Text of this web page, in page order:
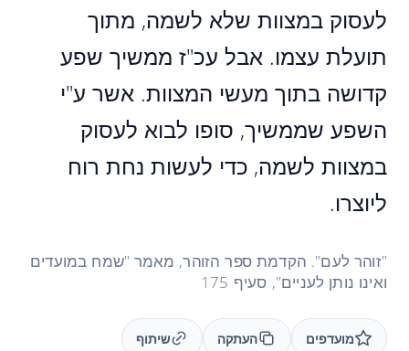
לעסוק במצוות שלא לשמה, מתוך
תועלת עצמו. אבל עכ"ז ממשיך שפע
קדושה בתוך מעשי המצוות. אשר ע"י
השפע שממשיך, סופו לבוא לעסוק
במצוות לשמה, כדי לעשות נחת רוח
ליוצרו.
"זוהר לעם". הקדמת ספר הזוהר, מאמר "שמח במועדים
ואינו נותן לעניים", סעיף 175
מועדפים העתקה שיתוף